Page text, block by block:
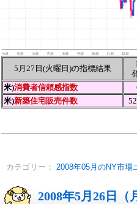
5月27日(火曜日)の指標結果
米)消費者信頼感指数
米)新築住宅販売件数
カテゴリー： 2008年05月のNY市場
2008年5月26日（